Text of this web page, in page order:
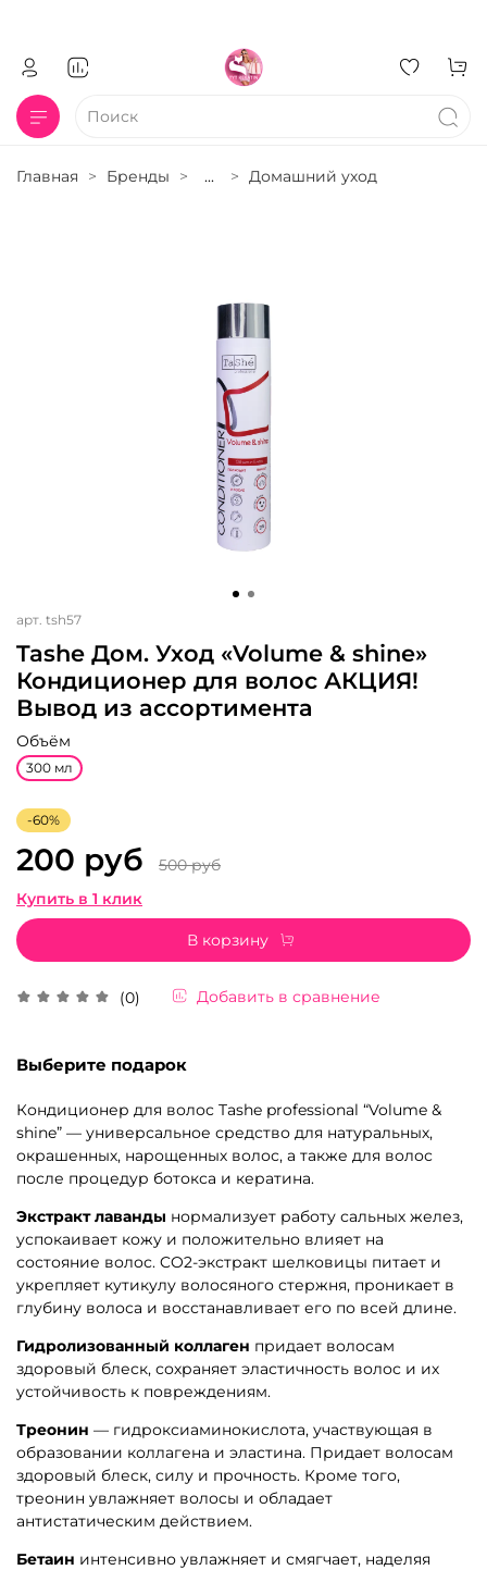
Главная Бренды ... Домашний уход
арт. tsh57
Tashe Дом. Уход «Volume & shine»
Кондиционер для волос АКЦИЯ!
Вывод из ассортимента
(0) Добавить в сравнение
Объём
300 мл
-60%
200 руб
500 руб
Купить в 1 клик
В корзину
Выберите подарок
Кондиционер для волос Tashe professional “Volume &
shine” — универсальное средство для натуральных,
окрашенных, нарощенных волос, а также для волос
после процедур ботокса и кератина.
Экстракт лаванды нормализует работу сальных желез,
успокаивает кожу и положительно влияет на
состояние волос. CO2-экстракт шелковицы питает и
укрепляет кутикулу волосяного стержня, проникает в
глубину волоса и восстанавливает его по всей длине.
Гидролизованный коллаген придает волосам
здоровый блеск, сохраняет эластичность волос и их
устойчивость к повреждениям.
Треонин — гидроксиаминокислота, участвующая в
образовании коллагена и эластина. Придает волосам
здоровый блеск, силу и прочность. Кроме того,
треонин увлажняет волосы и обладает
антистатическим действием.
Бетаин интенсивно увлажняет и смягчает, наделяя